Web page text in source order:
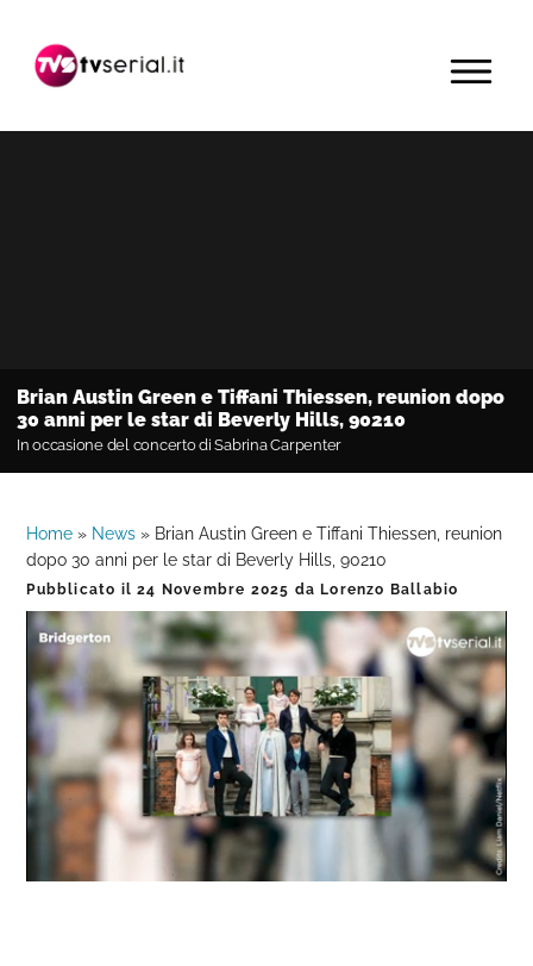
navigazione
contenuto
barra
primaria
MENU
Brian Austin Green e Tiffani Thiessen, reunion dopo
30 anni per le star di Beverly Hills, 90210
In occasione del concerto di Sabrina Carpenter
Home » News » Brian Austin Green e Tiffani Thiessen, reunion
dopo 30 anni per le star di Beverly Hills, 90210
Pubblicato il24 Novembre 2025 da Lorenzo Ballabio
Unmute
Loaded
0%
0%